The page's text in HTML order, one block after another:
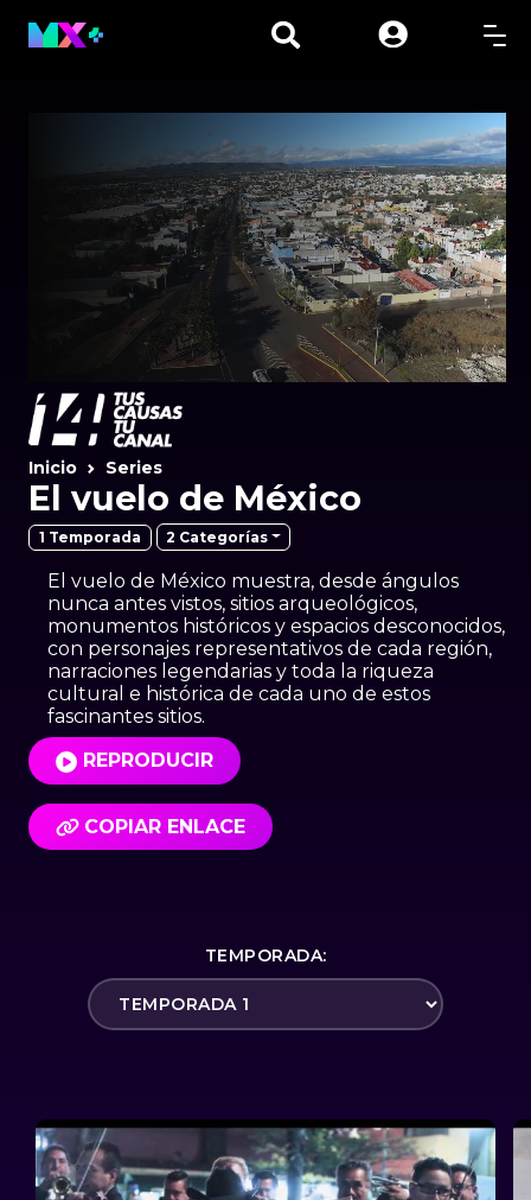
Inicio Series
El vuelo de México
1 Temporada 2 Categorías
El vuelo de México muestra, desde ángulos
nunca antes vistos, sitios arqueológicos,
monumentos históricos y espacios desconocidos,
con personajes representativos de cada región,
narraciones legendarias y toda la riqueza
cultural e histórica de cada uno de estos
fascinantes sitios.
REPRODUCIR
COPIAR ENLACE
TEMPORADA: